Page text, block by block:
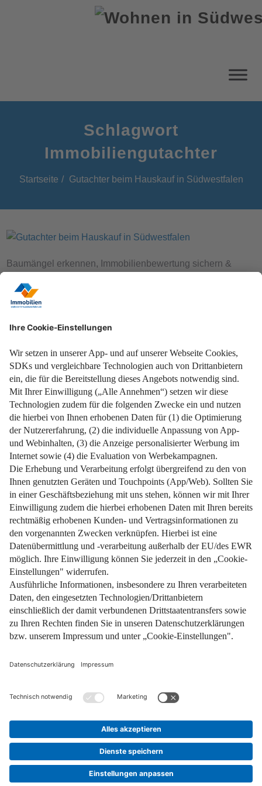
Schlagwort
Immobiliengutachter
Startseite Gutachter beim Hauskauf in Südwestfalen
Baumängel erkennen, Immobilienbewertung sichern &
Weiterlesen
Von der Lage bis zur Nachbarschaft: Erfolgreich Häuser
besichtigen.
Weiterlesen
Impressum Datenschutz Nutzungsbedingungen
Pflichtinformationen AGB Über uns Bildquellen
Barrierefreiheit Widerrufsformular
Cookie-Einstellungen
Facebook
Instagram